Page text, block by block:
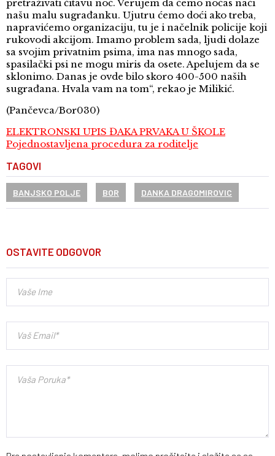
pretraživati čitavu noć. Verujem da ćemo noćas naći
našu malu sugrađanku. Ujutru ćemo doći ako treba,
napravićemo organizaciju, tu je i načelnik policije koji
rukovodi akcijom. Imamo problem sada, ljudi dolaze
sa svojim privatnim psima, ima nas mnogo sada,
spasilački psi ne mogu miris da osete. Apelujem da se
sklonimo. Danas je ovde bilo skoro 400-500 naših
sugrađana. Hvala vam na tom“, rekao je Milikić.
(Pančevca/Bor030)
ELEKTRONSKI UPIS ĐAKA PRVAKA U ŠKOLE
Pojednostavljena procedura za roditelje
TAGOVI
BANJSKO POLJE BOR DANKA DRAGOMIROVIC
OSTAVITE ODGOVOR